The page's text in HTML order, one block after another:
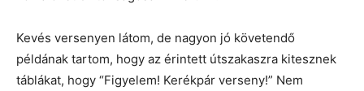
Kevés versenyen látom, de nagyon jó követendő
példának tartom, hogy az érintett útszakaszra kitesznek
táblákat, hogy “Figyelem! Kerékpár verseny!” Nem